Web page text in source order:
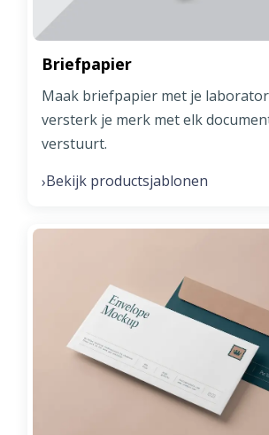
Briefpapier
Maak briefpapier met je
versterk je merk met elk
verstuurt.
›Bekijk productsjablonen